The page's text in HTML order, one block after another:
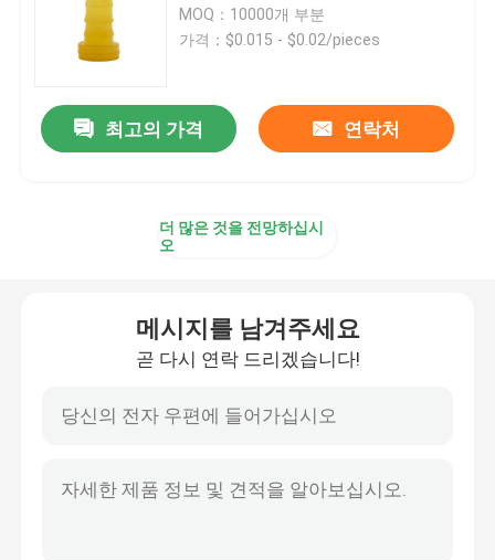
주사기 부속물
채혈 부속물
할로겐화부틸 고무
의학 실리콘 튜브
드래인 파이프
MOQ：10000개 부분
가격：$0.015 - $0.02/pieces
최고의 가격 연락처
더 많은 것을 전망하십시
오
메시지를 남겨주세요
곧 다시 연락 드리겠습니다!